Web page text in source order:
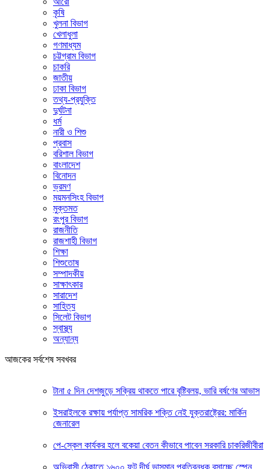
কৃষি
খুলনা বিভাগ
খেলাধুলা
গণমাধ্যম
চট্টগ্রাম বিভাগ
চাকরি
জাতীয়
ঢাকা বিভাগ
তথ্য-প্রযুক্তি
দুর্ঘটনা
ধর্ম
নারী ও শিশু
প্রবাস
বরিশাল বিভাগ
বাংলাদেশ
বিনোদন
ভ্রমণ
ময়মনসিংহ বিভাগ
মুক্তমত
রংপুর বিভাগ
রাজনীতি
রাজশাহী বিভাগ
শিক্ষা
শিশুতোষ
সম্পাদকীয়
সাক্ষাৎকার
সারাদেশ
সাহিত্য
সিলেট বিভাগ
স্বাস্থ্য
অন্যান্য
আজকের সর্বশেষ সবখবর
টানা ৫ দিন দেশজুড়ে সক্রিয় থাকতে পারে বৃষ্টিবলয়, ভারি বর্ষণের আভাস
ইসরাইলকে রক্ষায় পর্যাপ্ত সামরিক শক্তি নেই যুক্তরাষ্ট্রের: মার্কিন
জেনারেল
পে-স্কেল কার্যকর হলে বকেয়া বেতন কীভাবে পাবেন সরকারি চাকরিজীবীরা
অভিবাসী ঠেকাতে ১৬০০ ফুট দীর্ঘ ভাসমান প্রতিবন্ধক বসাচ্ছে স্পেন